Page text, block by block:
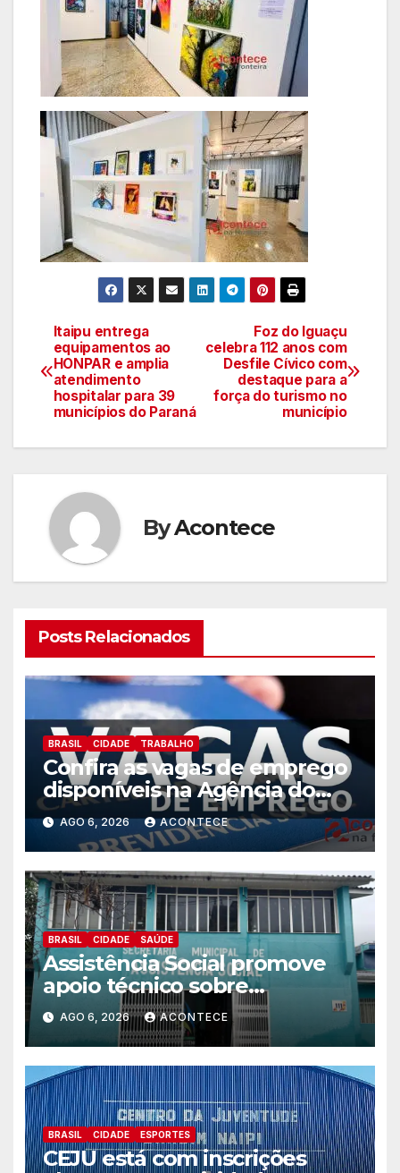
Navegação
de
artigos
Foz do Iguaçu
celebra 112 anos com
Desfile Cívico com
destaque para a
força do turismo no
município
Itaipu entrega
equipamentos ao
HONPAR e amplia
atendimento
hospitalar para 39
municípios do Paraná
ByAcontece
Posts Relacionados
BRASIL CIDADE TRABALHO
Confira as vagas de emprego
disponíveis na Agência do
Trabalhador
AGO 6, 2026 ACONTECE
BRASIL CIDADE SAÚDE
Assistência Social promove
apoio técnico sobre
preparação e resposta a
situações de emergência e
calamidade pública
AGO 6, 2026 ACONTECE
BRASIL CIDADE ESPORTES
CEJU está com inscrições